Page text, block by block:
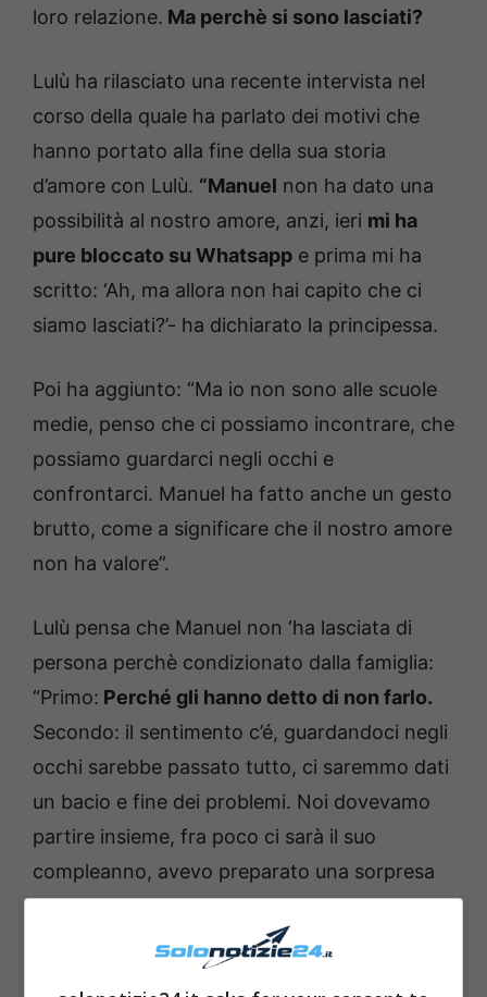
loro relazione. Ma perchè si sono lasciati?
Lulù ha rilasciato una recente intervista nel
corso della quale ha parlato dei motivi che
hanno portato alla fine della sua storia
d’amore con Lulù. “Manuel non ha dato una
possibilità al nostro amore, anzi, ieri mi ha
pure bloccato su Whatsapp e prima mi ha
scritto: ‘Ah, ma allora non hai capito che ci
siamo lasciati?’- ha dichiarato la principessa.
Poi ha aggiunto: “Ma io non sono alle scuole
medie, penso che ci possiamo incontrare, che
possiamo guardarci negli occhi e
confrontarci. Manuel ha fatto anche un gesto
brutto, come a significare che il nostro amore
non ha valore”.
Lulù pensa che Manuel non ‘ha lasciata di
persona perchè condizionato dalla famiglia:
“Primo: Perché gli hanno detto di non farlo.
Secondo: il sentimento c’é, guardandoci negli
occhi sarebbe passato tutto, ci saremmo dati
un bacio e fine dei problemi. Noi dovevamo
partire insieme, fra poco ci sarà il suo
compleanno, avevo preparato una sorpresa
per lui”.